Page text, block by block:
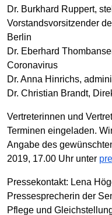
Dr. Burkhard Ruppert,
Vorstandsvorsitzender
Berlin
Dr. Eberhard
Coronavirus
Dr. Anna Hinrichs,
Dr. Christian Brandt,
Vertreterinnen und
Terminen eingeladen.
Angabe des
2019, 17.00 Uhr unter
Pressekontakt: Lena
Pressesprecherin der
Pflege und